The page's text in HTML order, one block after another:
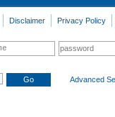
Privacy Policy
Disclaimer
Advanced